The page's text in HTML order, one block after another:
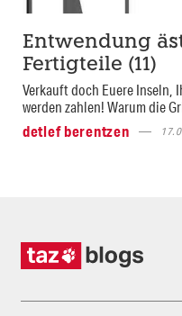
Entwendung
Fertigteile (11)
Verkauft doch Euere Inseln,
werden zahlen! Warum die
detlef berentzen